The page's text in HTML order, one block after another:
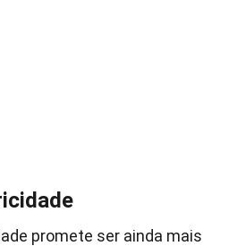
promete ser ainda mais